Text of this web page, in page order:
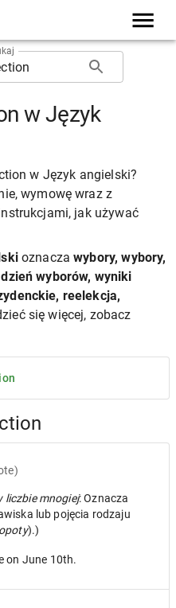
w Język
w Język angielski?
wymowę wraz z
jak używać
oznaczawybory, wybory,
wyborów, wyniki
reelekcja,
się więcej, zobacz
liczbie mnogiej: Oznacza
lub pojęcia rodzaju
).)
on June 10th.